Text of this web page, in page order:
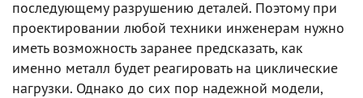
последующему разрушению деталей. Поэтому при
проектировании любой техники инженерам нужно
иметь возможность заранее предсказать, как
именно металл будет реагировать на циклические
нагрузки. Однако до сих пор надежной модели,